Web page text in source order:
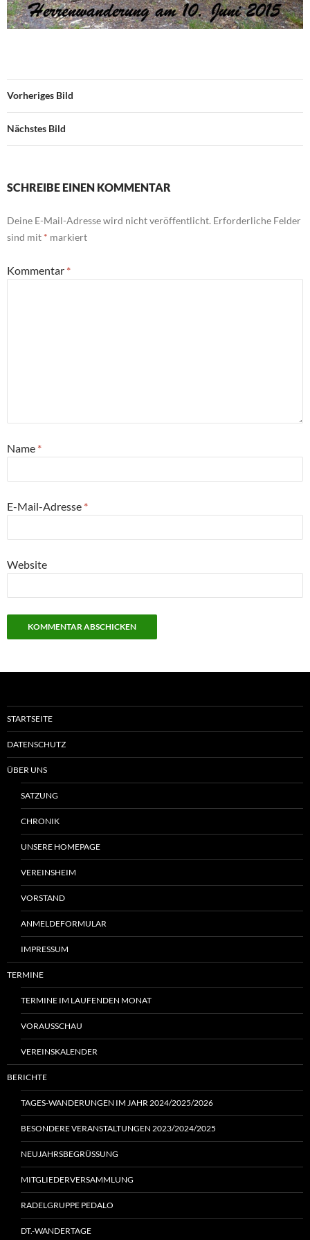
Vorheriges Bild
Nächstes Bild
SCHREIBE EINEN KOMMENTAR
Deine E-Mail-Adresse wird nicht veröffentlicht. Erforderliche Felder
sind mit * markiert
Kommentar *
Name *
E-Mail-Adresse *
Website
STARTSEITE
DATENSCHUTZ
ÜBER UNS
SATZUNG
CHRONIK
UNSERE HOMEPAGE
VEREINSHEIM
VORSTAND
ANMELDEFORMULAR
IMPRESSUM
TERMINE
TERMINE IM LAUFENDEN MONAT
VORAUSSCHAU
VEREINSKALENDER
BERICHTE
TAGES-WANDERUNGEN IM JAHR 2024/2025/2026
BESONDERE VERANSTALTUNGEN 2023/2024/2025
NEUJAHRSBEGRÜSSUNG
MITGLIEDERVERSAMMLUNG
RADELGRUPPE PEDALO
DT.-WANDERTAGE